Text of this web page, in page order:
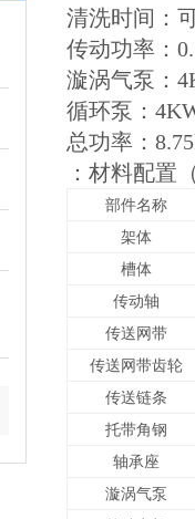
清洗时间：
传动功率：
漩涡气泵：
循环泵：
总功率：
：材料配置
部件名称
架体
槽体
传动轴
传送网带
传送网带齿轮
传送链条
托带角钢
轴承座
漩涡气泵